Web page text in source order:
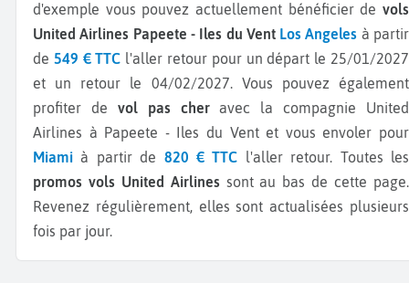
d'exemple vous pouvez actuellement bénéficier de vols
United Airlines Papeete - Iles du Vent Los Angeles à partir
de 549 € TTC l'aller retour pour un départ le 25/01/2027
et un retour le 04/02/2027. Vous pouvez également
profiter de vol pas cheravec la compagnie United
Airlines à Papeete - Iles du Vent et vous envoler pour
Miami à partir de 820 € TTC l'aller retour. Toutes les
promos vols United Airlines sont au bas de cette page.
Revenez régulièrement, elles sont actualisées plusieurs
fois par jour.